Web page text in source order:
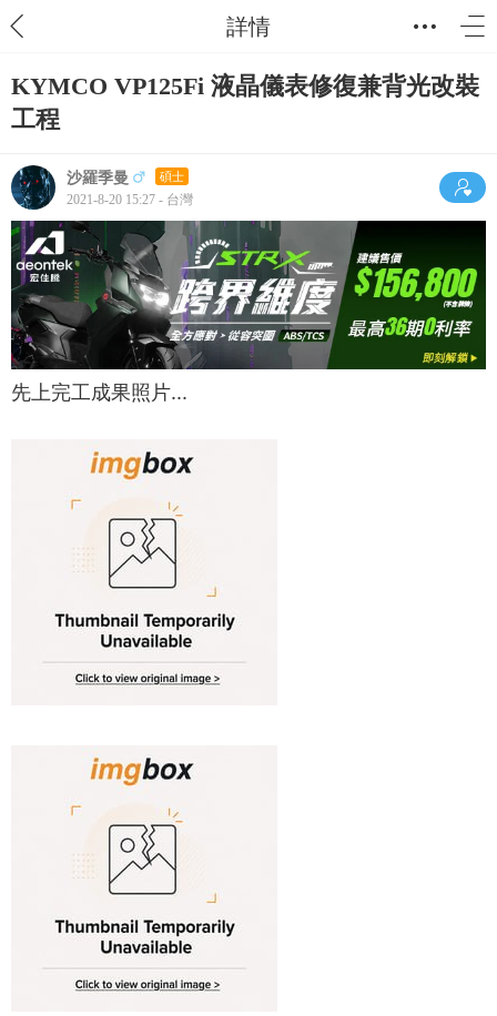
詳情
KYMCO VP125Fi 液晶儀表修復兼背光改裝
工程
沙羅季曼 碩士
2021-8-20 15:27 - 台灣
先上完工成果照片...